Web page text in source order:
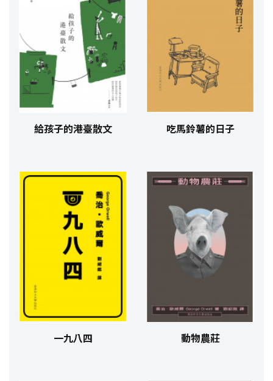
給孩子的港臺散文 吃馬鈴薯的日子
一九八四 動物農莊